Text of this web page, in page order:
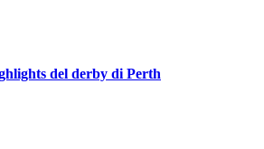
del derby di Perth